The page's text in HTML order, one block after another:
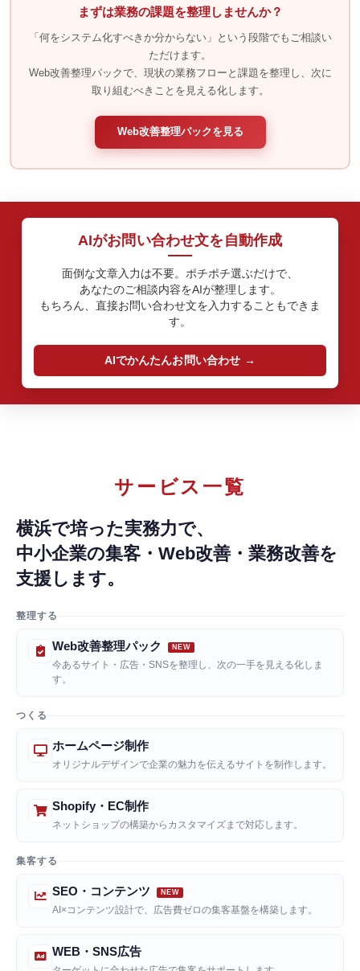
まずは業務の課題を整理しませんか？
「何をシステム化すべきか分からない」という段階でもご相談い
ただけます。
Web改善整理パックで、現状の業務フローと課題を整理し、次に
取り組むべきことを見える化します。
Web改善整理パックを見る
AIがお問い合わせ文を自動作成
面倒な文章入力は不要。ポチポチ選ぶだけで、
あなたのご相談内容をAIが整理します。
もちろん、直接お問い合わせ文を入力することもできま
す。
AIでかんたんお問い合わせ
サービス一覧
横浜で培った実務力で、
中小企業の集客・Web改善・業務改善を
支援します。
整理する
Web改善整理パック
今あるサイト・広告・SNSを整理し、次の一手を見える化しま
す。
つくる
ホームページ制作
オリジナルデザインで企業の魅力を伝えるサイトを制作します。
Shopify・EC制作
ネットショップの構築からカスタマイズまで対応します。
集客する
SEO・コンテンツ
AI×コンテンツ設計で、広告費ゼロの集客基盤を構築します。
WEB・SNS広告